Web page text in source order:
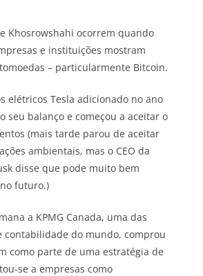
Khosrowshahi ocorrem quando
e instituições mostram
– particularmente Bitcoin.
elétricos Tesla adicionado no ano
seu balanço e começou a aceitar o
(mais tarde parou de aceitar
ambientais, mas o CEO da
disse que pode muito bem
futuro.)
a KPMG Canada, uma das
contabilidade do mundo, comprou
como parte de uma estratégia de
se a empresas como